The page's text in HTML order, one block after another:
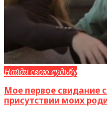
Найди свою судьбу
Мое первое свидание
присутствии моих